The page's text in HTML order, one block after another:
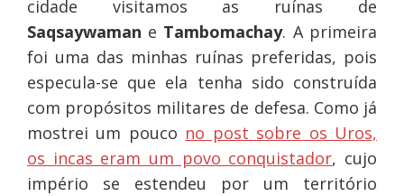
cidade visitamos as ruínas de
Saqsaywaman e Tambomachay. A primeira
foi uma das minhas ruínas preferidas, pois
especula-se que ela tenha sido construída
com propósitos militares de defesa. Como já
mostrei um pouco no post sobre os Uros,
os incas eram um povo conquistador, cujo
império se estendeu por um território